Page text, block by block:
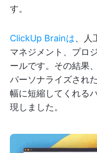
す。
ClickUp Brainは、人
マネジメント、プロ
ールです。その結果
パーソナライズされ
幅に短縮してくれる
現しました。